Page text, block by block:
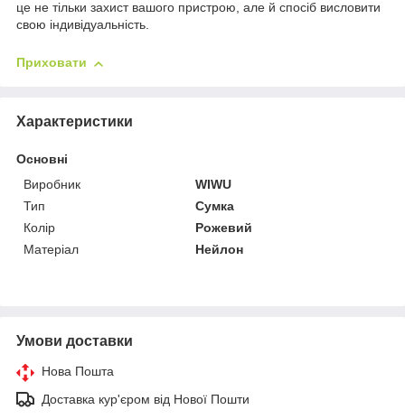
це не тільки захист вашого пристрою, але й спосіб висловити
свою індивідуальність.
Приховати
Характеристики
Основні
Виробник
WIWU
Тип
Сумка
Колір
Рожевий
Матеріал
Нейлон
Умови доставки
Нова Пошта
Доставка кур'єром від Нової Пошти